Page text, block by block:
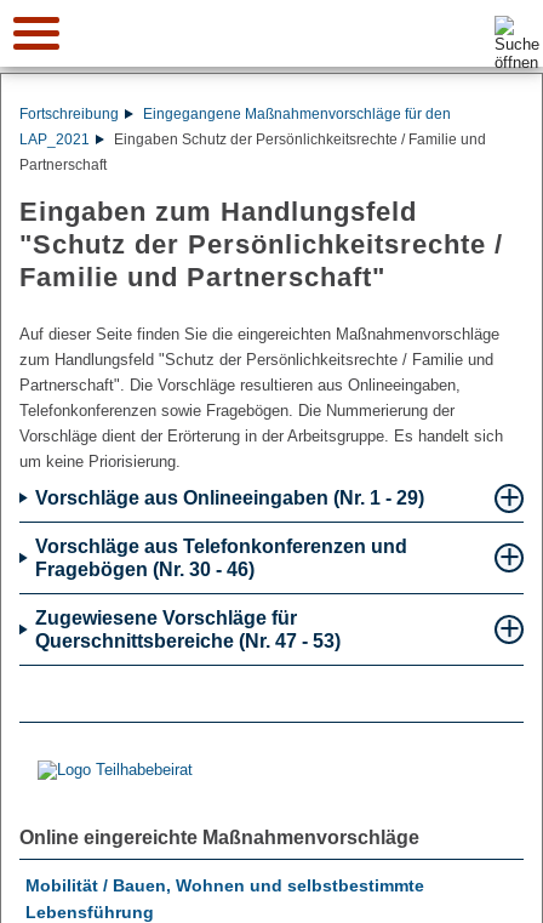
Suche:
Fortschreibung
Eingegangene Maßnahmenvorschläge für den
LAP_2021
Eingaben Schutz der Persönlichkeitsrechte / Familie und
Partnerschaft
Eingaben zum Handlungsfeld
"Schutz der Persönlichkeitsrechte /
Familie und Partnerschaft"
Auf dieser Seite finden Sie die eingereichten Maßnahmenvorschläge
zum Handlungsfeld "Schutz der Persönlichkeitsrechte / Familie und
Partnerschaft". Die Vorschläge resultieren aus Onlineeingaben,
Telefonkonferenzen sowie Fragebögen. Die Nummerierung der
Vorschläge dient der Erörterung in der Arbeitsgruppe. Es handelt sich
um keine Priorisierung.
Vorschläge aus Onlineeingaben (Nr. 1 - 29)
Vorschläge aus Telefonkonferenzen und
Fragebögen (Nr. 30 - 46)
Zugewiesene Vorschläge für
Querschnittsbereiche (Nr. 47 - 53)
Online eingereichte Maßnahmenvorschläge
Mobilität / Bauen, Wohnen und selbstbestimmte
Lebensführung